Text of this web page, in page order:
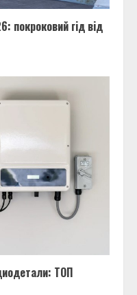
покроковий гід від
ТОП